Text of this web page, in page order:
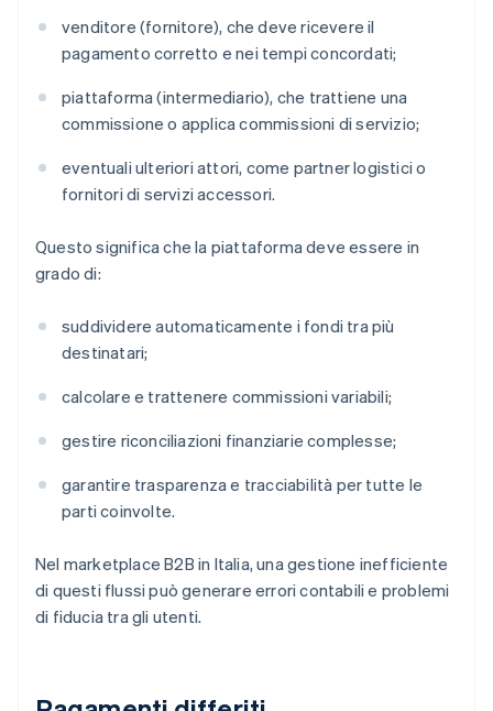
venditore (fornitore), che deve ricevere il
pagamento corretto e nei tempi concordati;
piattaforma (intermediario), che trattiene una
commissione o applica commissioni di servizio;
eventuali ulteriori attori, come partner logistici o
fornitori di servizi accessori.
Questo significa che la piattaforma deve essere in
grado di:
suddividere automaticamente i fondi tra più
destinatari;
calcolare e trattenere commissioni variabili;
gestire riconciliazioni finanziarie complesse;
garantire trasparenza e tracciabilità per tutte le
parti coinvolte.
Nel marketplace B2B in Italia, una gestione inefficiente
di questi flussi può generare errori contabili e problemi
di fiducia tra gli utenti.